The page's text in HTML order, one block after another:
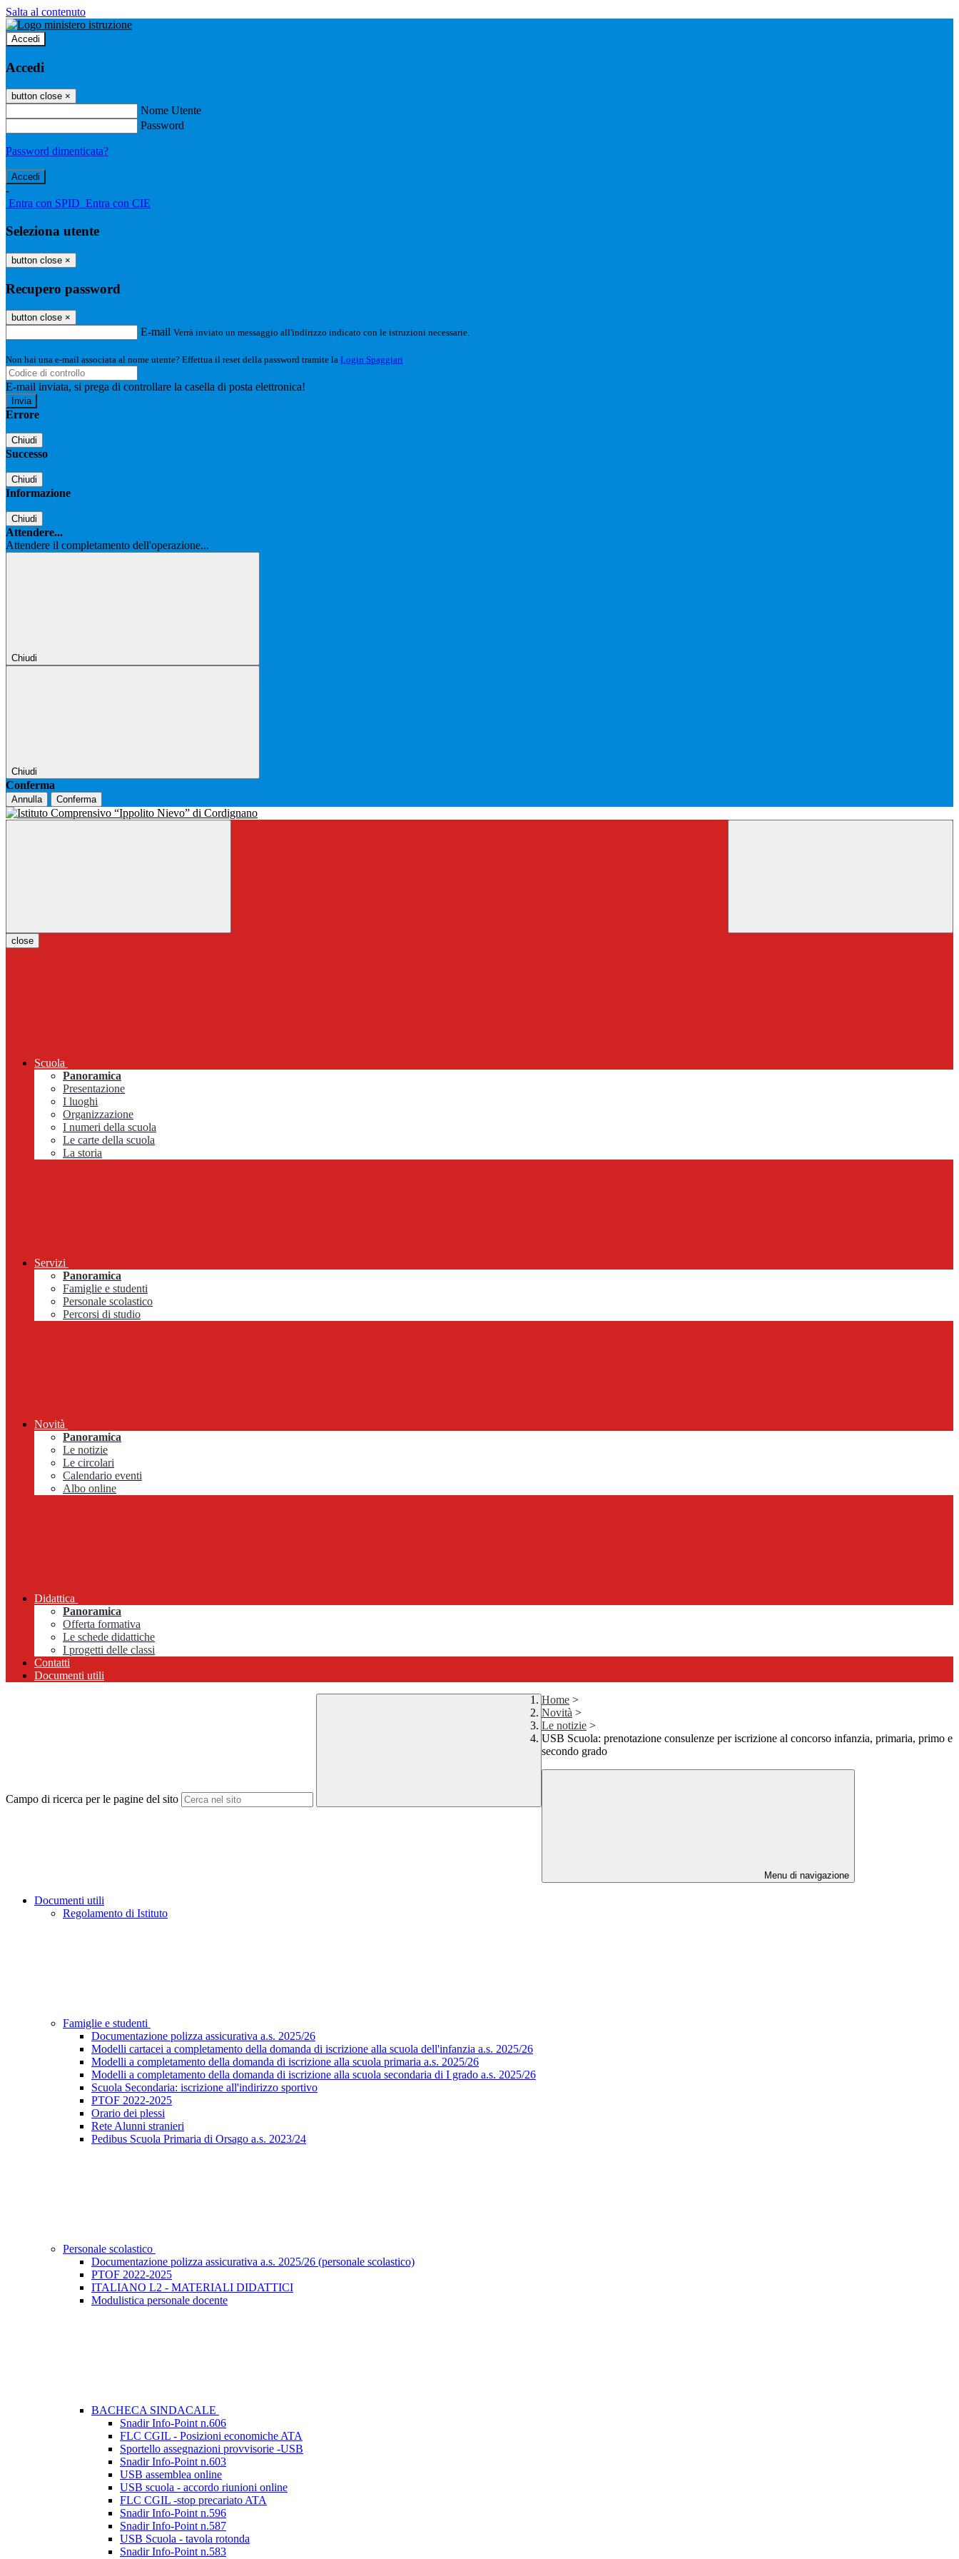
Salta al contenuto
Accedi
Accedi
button close ×
Nome Utente
Password
Password dimenticata?
-
Entra con SPID Entra con CIE
Seleziona utente
button close ×
Recupero password
button close ×
E-mail Verrà inviato un messaggio all'indirizzo indicato con le istruzioni necessarie.
Non hai una e-mail associata al nome utente? Effettua il reset della password tramite la Login Spaggiari
E-mail inviata, si prega di controllare la casella di posta elettronica!
Errore
Chiudi
Successo
Chiudi
Informazione
Chiudi
Attendere...
Attendere il completamento dell'operazione...
Chiudi
Chiudi
Conferma
Annulla Conferma
close
Scuola
Panoramica
Presentazione
I luoghi
Organizzazione
I numeri della scuola
Le carte della scuola
La storia
Servizi
Panoramica
Famiglie e studenti
Personale scolastico
Percorsi di studio
Novità
Panoramica
Le notizie
Le circolari
Calendario eventi
Albo online
Didattica
Panoramica
Offerta formativa
Le schede didattiche
I progetti delle classi
Contatti
Documenti utili
Campo di ricerca per le pagine del sito
Home >
Novità >
Le notizie >
USB Scuola: prenotazione consulenze per iscrizione al concorso infanzia, primaria, primo e
secondo grado
Menu di navigazione
Documenti utili
Regolamento di Istituto
Famiglie e studenti
Documentazione polizza assicurativa a.s. 2025/26
Modelli cartacei a completamento della domanda di iscrizione alla scuola dell'infanzia a.s. 2025/26
Modelli a completamento della domanda di iscrizione alla scuola primaria a.s. 2025/26
Modelli a completamento della domanda di iscrizione alla scuola secondaria di I grado a.s. 2025/26
Scuola Secondaria: iscrizione all'indirizzo sportivo
PTOF 2022-2025
Orario dei plessi
Rete Alunni stranieri
Pedibus Scuola Primaria di Orsago a.s. 2023/24
Personale scolastico
Documentazione polizza assicurativa a.s. 2025/26 (personale scolastico)
PTOF 2022-2025
ITALIANO L2 - MATERIALI DIDATTICI
Modulistica personale docente
BACHECA SINDACALE
Snadir Info-Point n.606
FLC CGIL - Posizioni economiche ATA
Sportello assegnazioni provvisorie -USB
Snadir Info-Point n.603
USB assemblea online
USB scuola - accordo riunioni online
FLC CGIL -stop precariato ATA
Snadir Info-Point n.596
Snadir Info-Point n.587
USB Scuola - tavola rotonda
Snadir Info-Point n.583